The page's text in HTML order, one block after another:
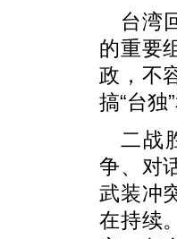
台湾
的重要
政，不
搞“台独
二战
争、对
武装冲
在持续